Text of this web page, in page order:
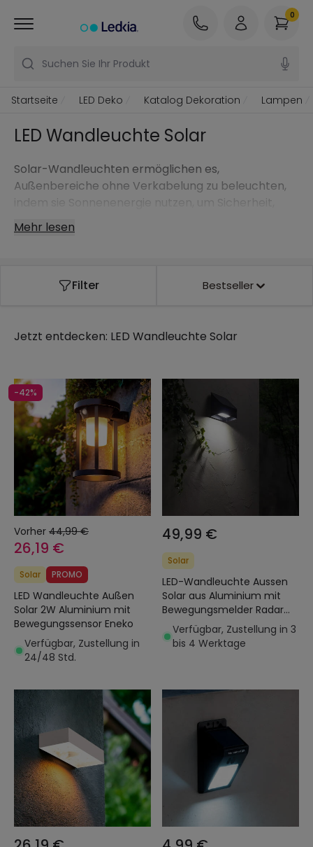
Suchen Sie Ihr Produkt
0
Startseite LED Deko Katalog Dekoration Lampen
LED Wandleuchte Solar
Solar-Wandleuchten ermöglichen es,
Außenbereiche ohne Verkabelung zu beleuchten,
indem sie Sonnenenergie nutzen, um Sicherheit,
Orientierung und Atmosphäre an Fassaden, in
Gärten, Innenhöfen und Eingangsbereichen zu
Mehr lesen
Filter Bestseller
Jetzt entdecken: LED Wandleuchte Solar
-42%
Vorher 44,99 €
26,19 €
Solar PROMO
LED Wandleuchte Außen
Solar 2W Aluminium mit
Bewegungssensor Eneko
Verfügbar, Zustellung in
24/48 Std.
49,99 €
Solar
LED-Wandleuchte Aussen
Solar aus Aluminium mit
Bewegungsmelder Radar
Namib
Verfügbar, Zustellung in 3
bis 4 Werktage